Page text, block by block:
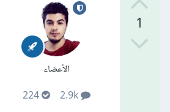
1
الأعضاء
2.9k
224